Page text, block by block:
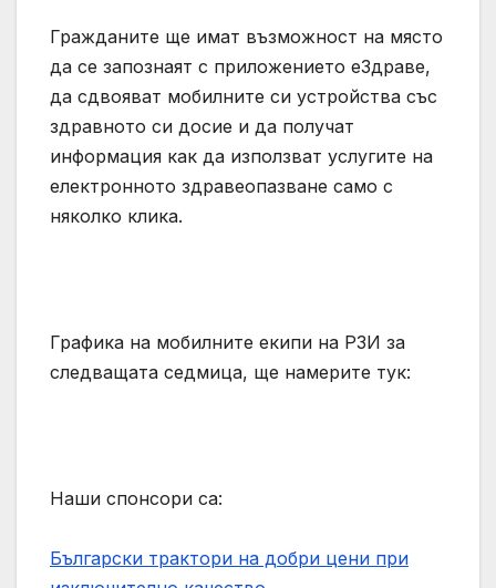
Гражданите ще имат възможност на място
да се запознаят с приложението еЗдраве,
да сдвояват мобилните си устройства със
здравното си досие и да получат
информация как да използват услугите на
електронното здравеопазване само с
няколко клика.
Графика на мобилните екипи на РЗИ за
следващата седмица, ще намерите тук:
Наши спонсори са:
Български трактори на добри цени при